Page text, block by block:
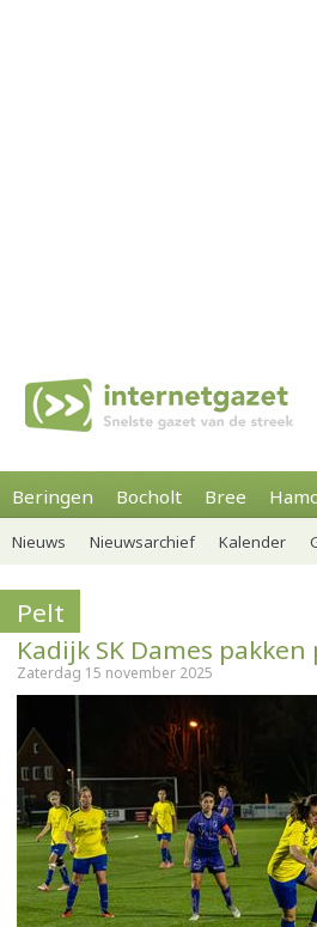
Beringen Bocholt Bree
Nieuws Nieuwsarchief Kalender
Pelt
Kadijk SK Dames
Zaterdag 15 november 2025